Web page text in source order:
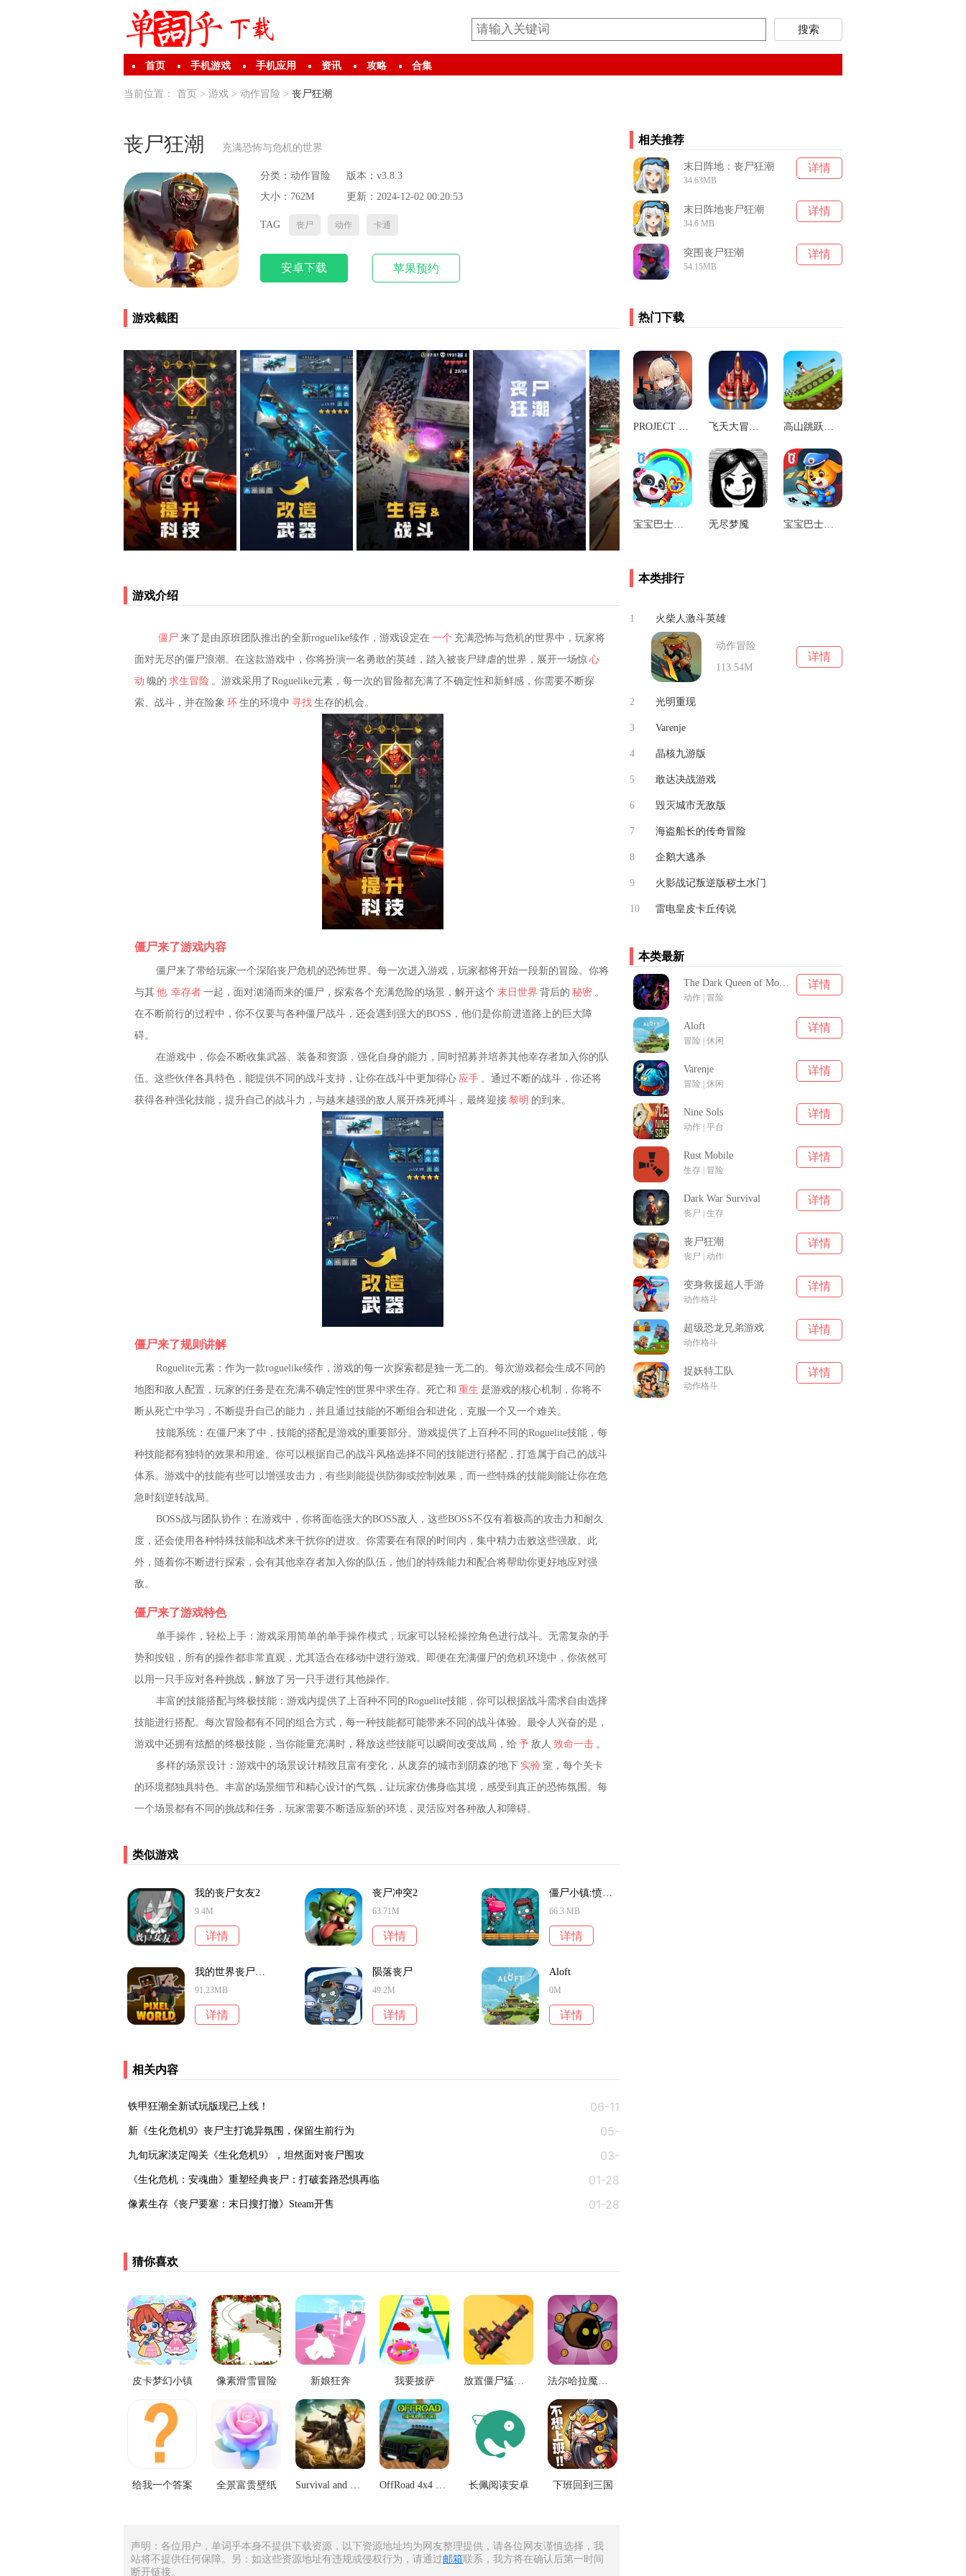
首页 手机游戏 手机应用 资讯 攻略 合集
当前位置： 首页 > 游戏 > 动作冒险 > 丧尸狂潮
丧尸狂潮 充满恐怖与危机的世界
分类： 动作冒险
版本：v3.8.3
大小：762M
更新：2024-12-02 00:20:53
TAG 丧尸 动作 卡通
安卓下载 苹果预约
游戏截图
游戏介绍
僵尸 来了是由原班团队推出的全新roguelike续作，游戏设定在 一个 充满恐怖与危机的世界中，玩家将
面对无尽的僵尸浪潮。在这款游戏中，你将扮演一名勇敢的英雄，踏入被丧尸肆虐的世界，展开一场惊 心
动 魄的 求生冒险 。游戏采用了Roguelike元素，每一次的冒险都充满了不确定性和新鲜感，你需要不断探
索、战斗，并在险象 环 生的环境中 寻找 生存的机会。
僵尸来了游戏内容
僵尸来了带给玩家一个深陷丧尸危机的恐怖世界。每一次进入游戏，玩家都将开始一段新的冒险。你将
与其 他 幸存者 一起，面对汹涌而来的僵尸，探索各个充满危险的场景，解开这个 末日世界 背后的 秘密 。
在不断前行的过程中，你不仅要与各种僵尸战斗，还会遇到强大的BOSS，他们是你前进道路上的巨大障
碍。
在游戏中，你会不断收集武器、装备和资源，强化自身的能力，同时招募并培养其他幸存者加入你的队
伍。这些伙伴各具特色，能提供不同的战斗支持，让你在战斗中更加得心 应手 。通过不断的战斗，你还将
获得各种强化技能，提升自己的战斗力，与越来越强的敌人展开殊死搏斗，最终迎接 黎明 的到来。
僵尸来了规则讲解
Roguelite元素：作为一款roguelike续作，游戏的每一次探索都是独一无二的。每次游戏都会生成不同的
地图和敌人配置，玩家的任务是在充满不确定性的世界中求生存。死亡和 重生 是游戏的核心机制，你将不
断从死亡中学习，不断提升自己的能力，并且通过技能的不断组合和进化，克服一个又一个难关。
技能系统：在僵尸来了中，技能的搭配是游戏的重要部分。游戏提供了上百种不同的Roguelite技能，每
种技能都有独特的效果和用途。你可以根据自己的战斗风格选择不同的技能进行搭配，打造属于自己的战斗
体系。游戏中的技能有些可以增强攻击力，有些则能提供防御或控制效果，而一些特殊的技能则能让你在危
急时刻逆转战局。
BOSS战与团队协作：在游戏中，你将面临强大的BOSS敌人，这些BOSS不仅有着极高的攻击力和耐久
度，还会使用各种特殊技能和战术来干扰你的进攻。你需要在有限的时间内，集中精力击败这些强敌。此
外，随着你不断进行探索，会有其他幸存者加入你的队伍，他们的特殊能力和配合将帮助你更好地应对强
敌。
僵尸来了游戏特色
单手操作，轻松上手：游戏采用简单的单手操作模式，玩家可以轻松操控角色进行战斗。无需复杂的手
势和按钮，所有的操作都非常直观，尤其适合在移动中进行游戏。即便在充满僵尸的危机环境中，你依然可
以用一只手应对各种挑战，解放了另一只手进行其他操作。
丰富的技能搭配与终极技能：游戏内提供了上百种不同的Roguelite技能，你可以根据战斗需求自由选择
技能进行搭配。每次冒险都有不同的组合方式，每一种技能都可能带来不同的战斗体验。最令人兴奋的是，
游戏中还拥有炫酷的终极技能，当你能量充满时，释放这些技能可以瞬间改变战局，给 予 敌人 致命一击 。
多样的场景设计：游戏中的场景设计精致且富有变化，从废弃的城市到阴森的地下 实验 室，每个关卡
的环境都独具特色。丰富的场景细节和精心设计的气氛，让玩家仿佛身临其境，感受到真正的恐怖氛围。每
一个场景都有不同的挑战和任务，玩家需要不断适应新的环境，灵活应对各种敌人和障碍。
类似游戏
我的丧尸女友2
9.4M
详情
丧尸冲突2
63.71M
详情
66.3 MB
详情
91.23MB
详情
陨落丧尸
49.2M
详情
Aloft
0M
详情
相关内容
铁甲狂潮全新试玩版现已上线！ 06-11
新《生化危机9》丧尸主打诡异氛围，保留生前行为
05-
06
‌九旬玩家淡定闯关《生化危机9》，坦然面对丧尸围攻
03-
09
《生化危机：安魂曲》重塑经典丧尸：打破套路恐惧再临‌ 01-28
‌像素生存《丧尸要塞：末日搜打撤》Steam开售 01-28
猜你喜欢
皮卡梦幻小镇 像素滑雪冒险 新娘狂奔 我要披萨
给我一个答案 全景富贵壁纸 长佩阅读安卓 下班回到三国
声明：各位用户，单词乎本身不提供下载资源，以下资源地址均为网友整理提供，请各位网友谨慎选择，我
站将不提供任何保障。另：如这些资源地址有违规或侵权行为，请通过邮箱联系，我方将在确认后第一时间
断开链接。
相关推荐
末日阵地：丧尸狂潮
34.63MB
详情
末日阵地丧尸狂潮
34.6 MB
详情
突围丧尸狂潮
54.15MB
详情
热门下载
PROJECT NET 飞天大冒险游戏 高山跳跃赛车最新版
宝宝巴士魔力画笔 无尽梦魇 宝宝巴士奇妙探案日记
本类排行
1 火柴人激斗英雄
动作冒险
113.54M
详情
2 光明重现
3 Varenje
4 晶核九游版
1.65GB
5 敢达决战游戏
动作冒险
1.62GB
6 毁灭城市无敌版
动作冒险
7 海盗船长的传奇冒险
97.43M
8 企鹅大逃杀
动作冒险
28.98M
9 火影战记叛逆版秽土水门
动作冒险
10 雷电皇皮卡丘传说
本类最新
The Dark Queen of Mortholme
动作 | 冒险
详情
Aloft
冒险 | 休闲
详情
Varenje
冒险 | 休闲
详情
Nine Sols
动作 | 平台
详情
Rust Mobile
生存 | 冒险
详情
Dark War Survival
丧尸 | 生存
详情
丧尸狂潮
丧尸 | 动作
详情
变身救援超人手游
动作格斗
详情
超级恐龙兄弟游戏
动作格斗
详情
捉妖特工队
动作格斗
详情